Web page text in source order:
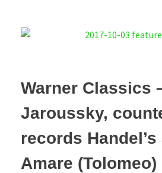
Warner Classics
Jaroussky,
records
Amare (Tolomeo)